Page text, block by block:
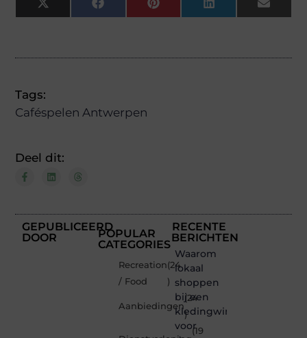
X
(Twitter)
FacebookPinterestLinkedInEmail
Tags:
Caféspelen Antwerpen
Deel dit:
GEPUBLICEERD
DOOR
POPULAR
CATEGORIES
Recreation
/ Food
(24
)
Aanbiedingen
(24
)
(19
RECENTE
BERICHTEN
Waarom
lokaal
shoppen
bij een
kledingwinkel
voor